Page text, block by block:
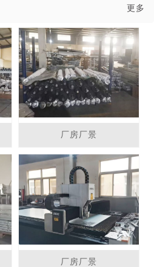
更多
厂房厂景
厂房厂景